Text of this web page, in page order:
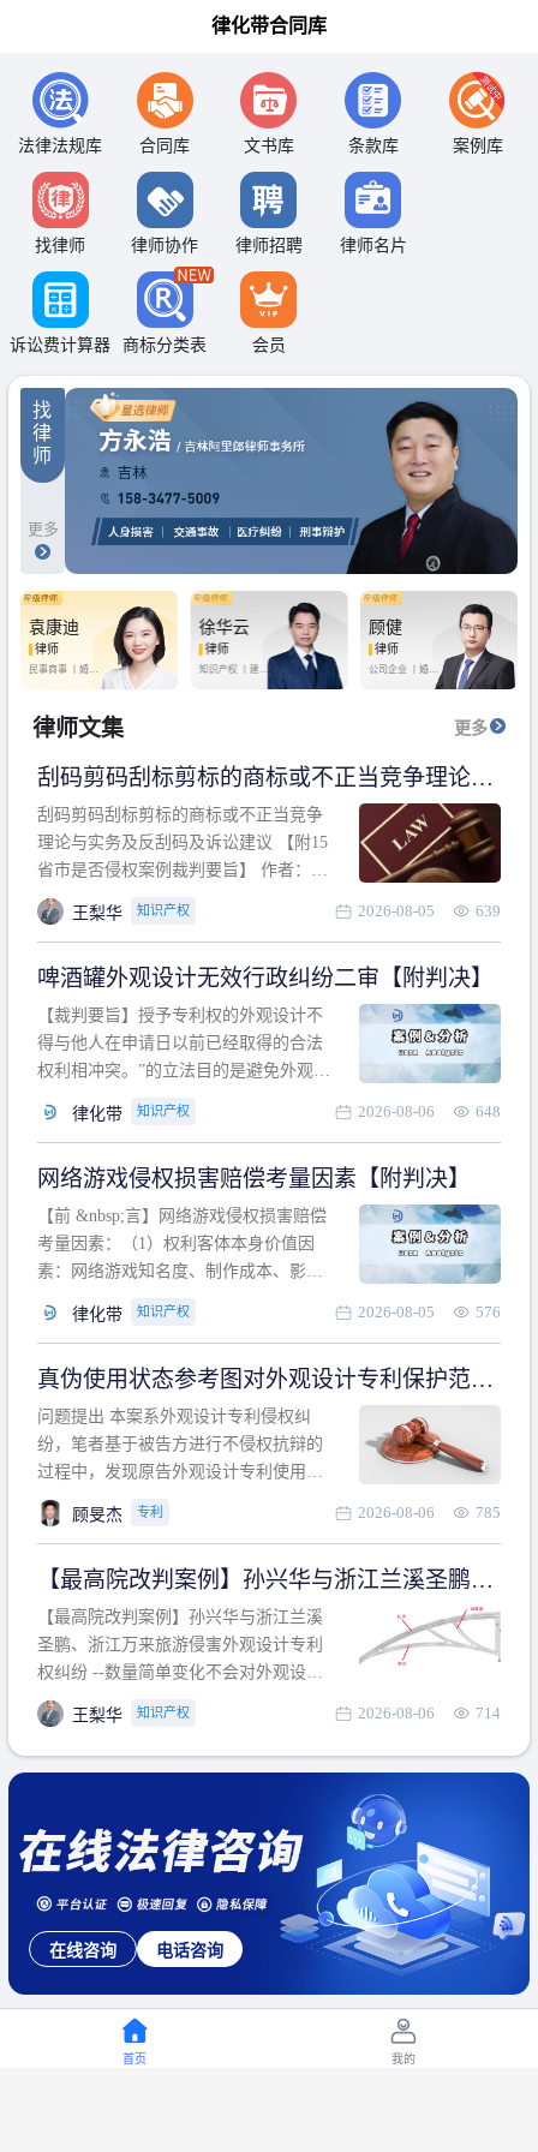
律化带合同库
法律法规库 合同库 文书库 条款库 案例库
找律师 律师协作 律师招聘 律师名片
诉讼费计算器 商标分类表 会员
找
律
师
更多
袁康迪
律师
民事商事 丨 婚姻
徐华云
律师
知识产权 丨 建设
顾健
律师
公司企业 丨婚姻
房产纠纷
律师文集 更多
刮码剪码刮标剪标的商标或不正当竞争理论与
实务及反刮码及诉讼建议 【附15省市是否侵权
案例裁判要旨】
刮码剪码刮标剪标的商标或不正当竞争
理论与实务及反刮码及诉讼建议 【附15
省市是否侵权案例裁判要旨】 作者：浙
江杭知桥律师事务所 王梨华 周靖超 【导
读】 第一部分：刮码剪码刮标剪标的商
诉讼建议 第二部分：15省市是否侵权案
例的裁判要旨 目录 第一部分、刮码剪码
刮
王梨华 知识产权 2026-08-05 639
啤酒罐外观设计无效行政纠纷二审【附判决】
【裁判要旨】授予专利权的外观设计不
得与他人在申请日以前已经取得的合法
权利相冲突。”的立法目的是避免外观设
冲突。基于此，凡是因该外观设计的实
于该款规定的规制范畴。“合法权利”不宜
作狭义解释，一般情况下，只要依法享
有的、在本专利申请日之
律化带 知识产权 2026-08-06 648
网络游戏侵权损害赔偿考量因素【附判决】
【前 &nbsp;言】网络游戏侵权损害赔偿
考量因素：（1）权利客体本身价值因
素：网络游戏知名度、制作成本、影响
利角度因素：被诉侵权游戏销售数量、
人数、活跃人数、市场占用率；（3）被
告主观因素：被告的主观恶意、是否明
知或应知、是否有
律化带 知识产权 2026-08-05 576
真伪使用状态参考图对外观设计专利保护范围
的影响
问题提出 本案系外观设计专利侵权纠
纷，笔者基于被告方进行不侵权抗辩的
过程中，发现原告外观设计专利使用状
态参考图中的外观设计与被告涉案商品
的视觉效果存在显著区别。故就使用状
保护范围确定进行了研究，将办案体会
与研究过程记录如下： 简要结论： 笔者
提出使用状态参考图应以
顾旻杰 专利 2026-08-06 785
【最高院改判案例】孙兴华与浙江兰溪圣鹏、
浙江万来旅游侵害外观设计专利权纠纷
【最高院改判案例】孙兴华与浙江兰溪
圣鹏、浙江万来旅游侵害外观设计专利
权纠纷 --数量简单变化不会对外观设计
产生视觉影响，及现有设计抗辩与专利
无效再审改判可以执行回转 【承办律
师】 王梨华 浙江杭知桥律师事务所 【案
民再2
王梨华 知识产权 2026-08-06 714
在线咨询 电话咨询
首页 我的